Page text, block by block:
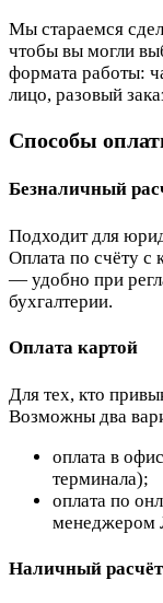
Мы стараемся
чтобы вы могли
формата работы:
лицо, разовый
Способы
Безналичный
Подходит для
Оплата по счёту
— удобно при
бухгалтерии.
Оплата картой
Для тех, кто
Возможны два
оплата в
терминала);
оплата по
Наличный расчёт